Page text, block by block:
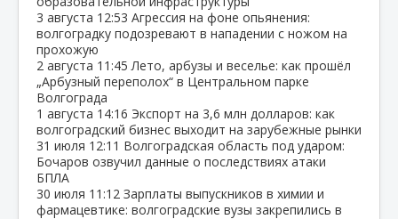
3 августа 12:53 Агрессия на фоне опьянения:
волгоградку подозревают в нападении с ножом на
прохожую
2 августа 11:45 Лето, арбузы и веселье: как прошёл
„Арбузный переполох“ в Центральном парке
Волгограда
1 августа 14:16 Экспорт на 3,6 млн долларов: как
волгоградский бизнес выходит на зарубежные рынки
31 июля 12:11 Волгоградская область под ударом:
Бочаров озвучил данные о последствиях атаки
БПЛА
30 июля 11:12 Зарплаты выпускников в химии и
фармацевтике: волгоградские вузы закрепились в